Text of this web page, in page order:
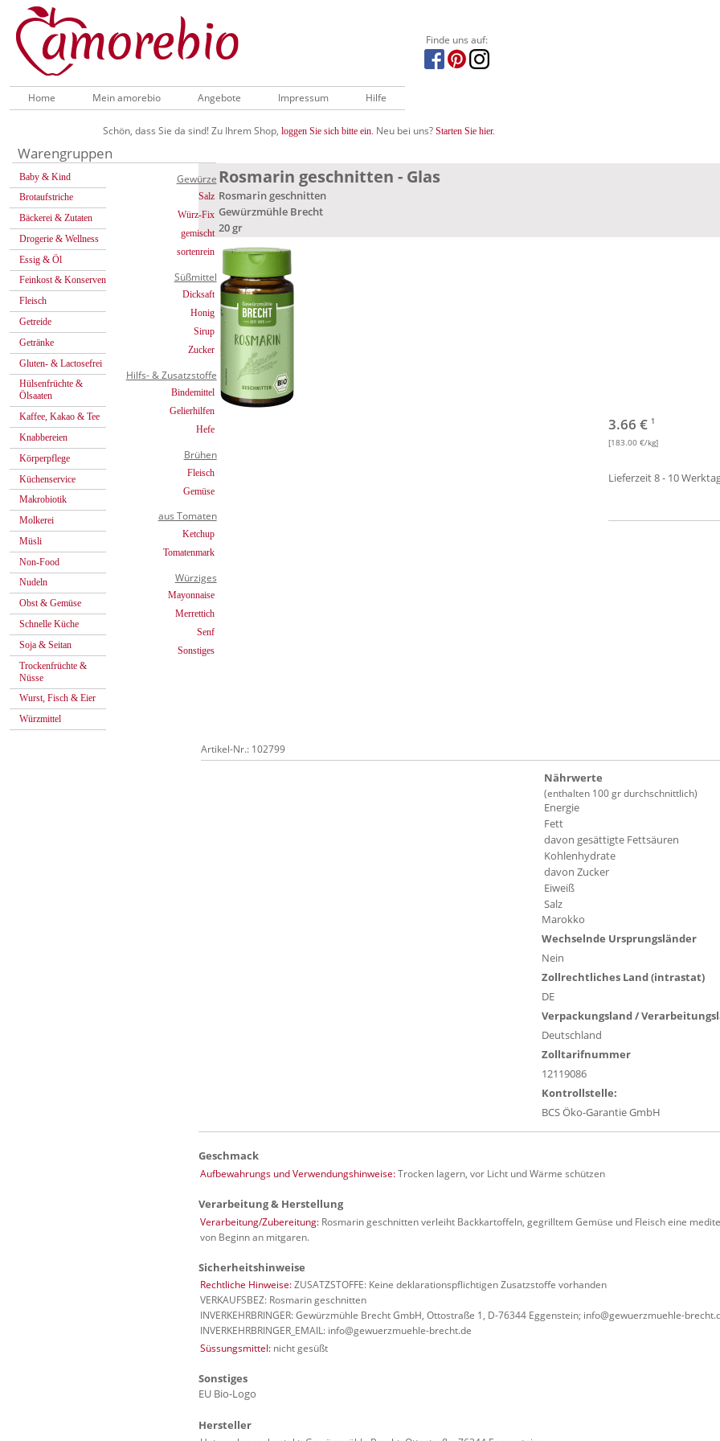
Finde uns auf:
Home Mein amorebio Angebote Impressum Hilfe
Schön, dass Sie da sind! Zu Ihrem Shop, loggen Sie sich bitte ein. Neu bei uns? Starten Sie hier.
Warengruppen
Baby & Kind
Brotaufstriche
Bäckerei & Zutaten
Drogerie & Wellness
Essig & Öl
Feinkost & Konserven
Fleisch
Getreide
Getränke
Gluten- & Lactosefrei
Hülsenfrüchte &
Ölsaaten
Kaffee, Kakao & Tee
Knabbereien
Körperpflege
Küchenservice
Makrobiotik
Molkerei
Müsli
Non-Food
Nudeln
Obst & Gemüse
Schnelle Küche
Soja & Seitan
Trockenfrüchte &
Nüsse
Wurst, Fisch & Eier
Würzmittel
Gewürze
Salz
Würz-Fix
gemischt
sortenrein
Süßmittel
Dicksaft
Honig
Sirup
Zucker
Hilfs- & Zusatzstoffe
Bindemittel
Gelierhilfen
Hefe
Brühen
Fleisch
Gemüse
aus Tomaten
Ketchup
Tomatenmark
Würziges
Mayonnaise
Merrettich
Senf
Sonstiges
Rosmarin geschnitten - Glas
Rosmarin geschnitten
Gewürzmühle Brecht
20 gr
3.66 € 1
[183.00 €/kg]
Lieferzeit 8 - 10
Artikel-Nr.: 102799
Nährwerte
(enthalten 100 gr durchschnittlich)
Energie
Fett
davon gesättigte Fettsäuren
Kohlenhydrate
davon Zucker
Eiweiß
Salz
Marokko
Wechselnde Ursprungsländer
Nein
Zollrechtliches Land (intrastat)
DE
Verpackungsland /
Deutschland
Zolltarifnummer
12119086
Kontrollstelle:
BCS Öko-Garantie GmbH
Geschmack
Aufbewahrungs und Verwendungshinweise:Trocken lagern, vor Licht und Wärme schützen
Verarbeitung & Herstellung
Verarbeitung/Zubereitung: Rosmarin geschnitten verleiht Backkartoffeln, gegrilltem Gemüse und Fleisch eine
von Beginn an mitgaren.
Sicherheitshinweise
Rechtliche Hinweise:ZUSATZSTOFFE: Keine deklarationspflichtigen Zusatzstoffe vorhanden
VERKAUFSBEZ: Rosmarin geschnitten
INVERKEHRBRINGER: Gewürzmühle Brecht GmbH, Ottostraße 1, D-76344 Eggenstein; info@gewuerzmuehle-
INVERKEHRBRINGER_EMAIL: info@gewuerzmuehle-brecht.de
Süssungsmittel: nicht gesüßt
Sonstiges
EU Bio-Logo
Hersteller